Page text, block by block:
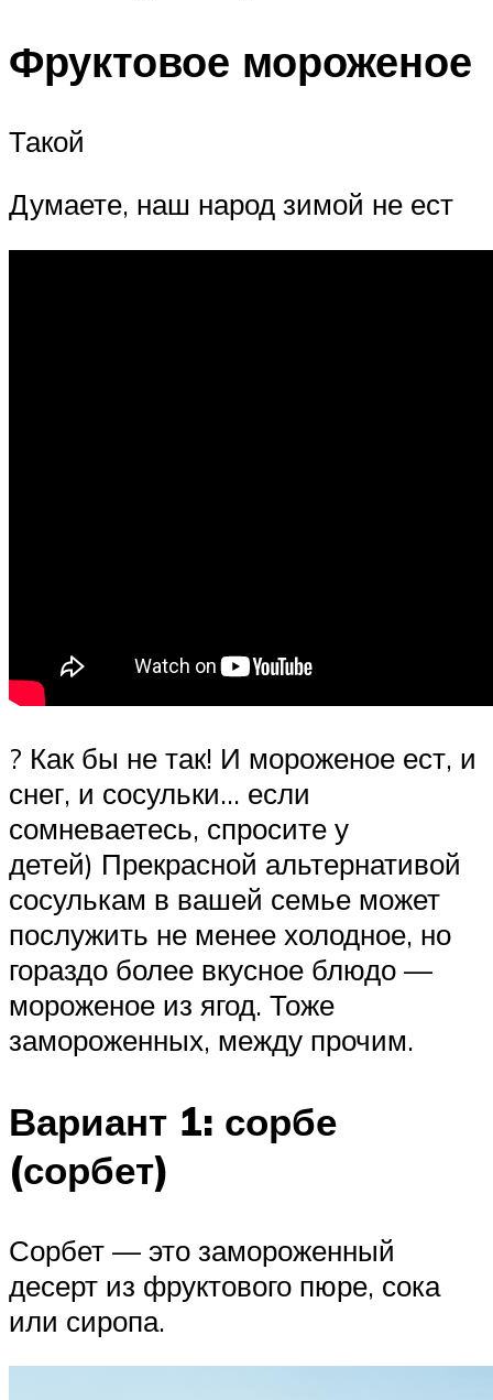
Фруктовое мороженое
Такой
Думаете, наш народ зимой не ест
? Как бы не так! И мороженое ест, и
снег, и сосульки… если
сомневаетесь, спросите у
детей) Прекрасной альтернативой
сосулькам в вашей семье может
послужить не менее холодное, но
гораздо более вкусное блюдо —
мороженое из ягод. Тоже
замороженных, между прочим.
Вариант 1: сорбе
(сорбет)
Сорбет — это замороженный
десерт из фруктового пюре, сока
или сиропа.